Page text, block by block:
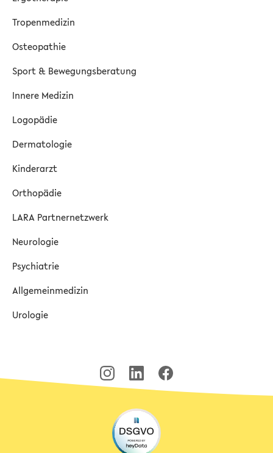
Tropenmedizin
Osteopathie
Sport & Bewegungsberatung
Innere Medizin
Logopädie
Dermatologie
Kinderarzt
Orthopädie
LARA Partnernetzwerk
Neurologie
Psychiatrie
Allgemeinmedizin
Urologie